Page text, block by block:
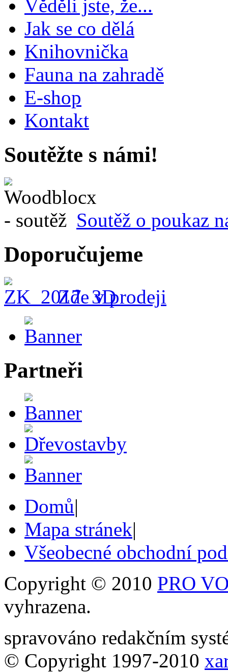
Věděli jste, že...
Jak se co dělá
Knihovnička
Fauna na zahradě
E-shop
Kontakt
Soutěžte s námi!
Soutěž o poukaz
Doporučujeme
Zde v prodeji
Partneři
Domů|
Mapa stránek|
Všeobecné obchodní
Copyright © 2010 PRO
vyhrazena.
spravováno redakčním
© Copyright 1997-2010